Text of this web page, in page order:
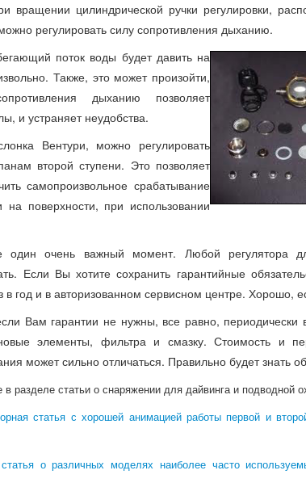
вращении цилиндрической ручки регулировки,
регулировать силу сопротивления дыханию.
поток воды будет давить на
Также, это может произойти,
дыханию позволяет
и устраняет неудобства.
Вентури, можно регулировать
второй ступени. Это позволяет
самопроизвольное срабатывание
поверхности, при использовании
очень важный момент. Любой регулятора
Если Вы хотите сохранить гарантийные
в год и в авторизованном сервисном центре. Хорошо,
Вам гарантии не нужны, все равно,
элементы, фильтра и смазку. Стоимость и
может сильно отличаться. Правильно будет знать
в разделе статьи о снаряжении для дайвинга и подводной
статья с хорошей анимацией работы первой и
о различных моделях наиболее часто